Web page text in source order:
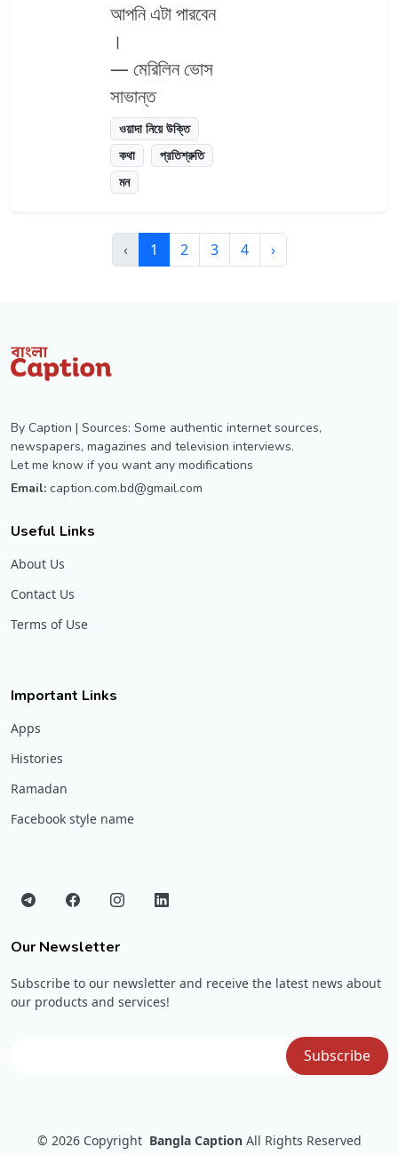
আপনি এটা পারবেন
।
— মেরিলিন ভোস
সাভান্ত
ওয়াদা নিয়ে উক্তি
কথা
প্রতিশ্রুতি
মন
‹ 1 2 3 4 ›
By Caption | Sources: Some authentic internet sources,
newspapers, magazines and television interviews.
Let me know if you want any modifications
Email: caption.com.bd@gmail.com
Useful Links
About Us
Contact Us
Terms of Use
Important Links
Apps
Histories
Ramadan
Facebook style name
Our Newsletter
Subscribe to our newsletter and receive the latest news about
our products and services!
© 2026 Copyright Bangla Caption All Rights Reserved